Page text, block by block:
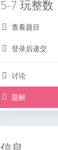
5-7 玩整数
查看题目
登录后递交
讨论
题解